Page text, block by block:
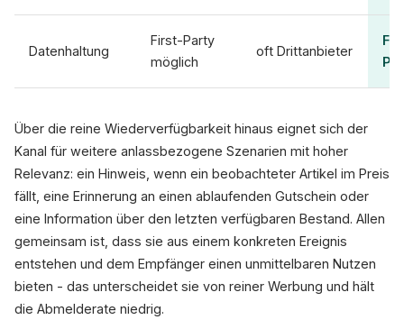
Datenhaltung
First-Party
möglich
oft Drittanbieter
Über die reine Wiederverfügbarkeit hinaus eignet sich der
Kanal für weitere anlassbezogene Szenarien mit hoher
Relevanz: ein Hinweis, wenn ein beobachteter Artikel im Preis
fällt, eine Erinnerung an einen ablaufenden Gutschein oder
eine Information über den letzten verfügbaren Bestand. Allen
gemeinsam ist, dass sie aus einem konkreten Ereignis
entstehen und dem Empfänger einen unmittelbaren Nutzen
bieten - das unterscheidet sie von reiner Werbung und hält
die Abmelderate niedrig.